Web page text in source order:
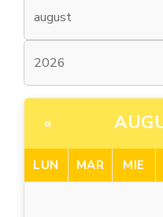
«
LUN MAR MIE